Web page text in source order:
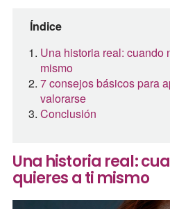
Índice
Una historia real: cuando
mismo
7 consejos básicos para
valorarse
Conclusión
Una historia real:
quieres a ti mismo